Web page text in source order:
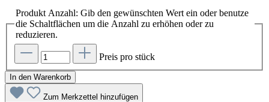
Produkt Anzahl: Gib den gewünschten Wert ein oder benutze
die Schaltflächen um die Anzahl zu erhöhen oder zu
reduzieren.
Preis pro stück
In den Warenkorb
Zum Merkzettel hinzufügen